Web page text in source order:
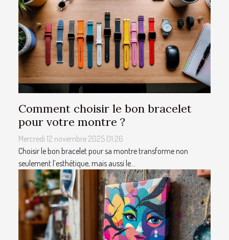
Comment choisir le bon bracelet
pour votre montre ?
Mercredi 12 novembre 2025 01:26
Choisir le bon bracelet pour sa montre transforme non
seulement l’esthétique, mais aussi le...